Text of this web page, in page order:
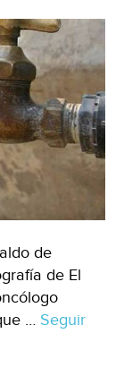
Siglo
de
de
de El
… Seguir